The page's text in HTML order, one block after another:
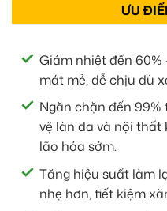
ƯU
Giảm nhiệt đến
mát mẻ, dễ chịu dù
Ngăn chặn đến 99%
vệ làn da và nội thất
lão hóa sớm.
Tăng hiệu suất làm
nhẹ hơn, tiết kiệm